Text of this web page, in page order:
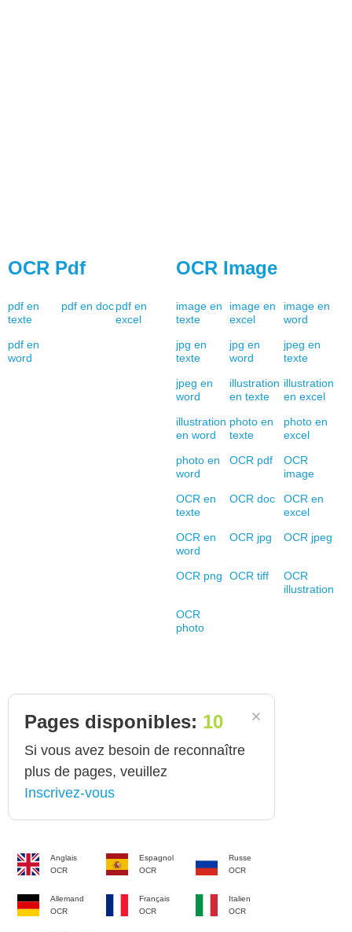
OCR Pdf
pdf en
texte
pdf en docpdf en
excel
pdf en
word
OCR Image
image en
texte
image en
excel
image en
word
jpg en
texte
jpg en
word
jpeg en
texte
jpeg en
word
illustration
en texte
illustration
en excel
illustration
en word
photo en
texte
photo en
excel
photo en
word
OCR pdf
OCR
image
OCR en
texte
OCR doc
OCR en
excel
OCR en
word
OCR jpg OCR jpeg
OCR png OCR tiff
OCR
illustration
OCR
photo
Pages disponibles: 10
Si vous avez besoin de reconnaître
plus de pages, veuillez
Inscrivez-vous
Anglais
OCR
Espagnol
OCR
Russe
OCR
Allemand
OCR
Français
OCR
Italien
OCR